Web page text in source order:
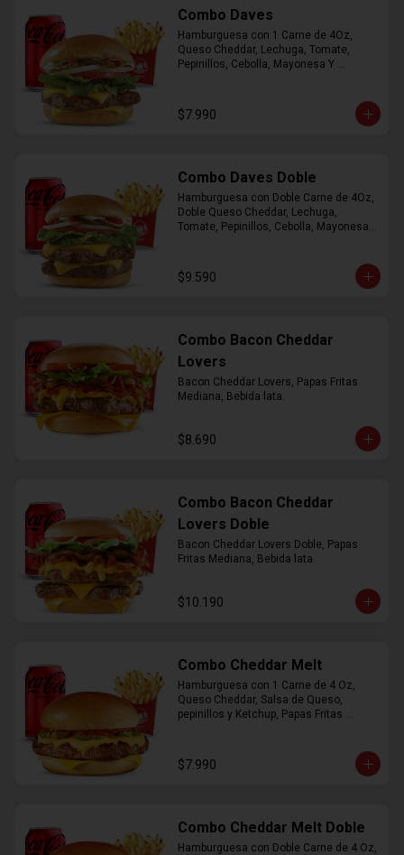
Combo Daves
Hamburguesa con 1 Carne de 4Oz,
Queso Cheddar, Lechuga, Tomate,
Pepinillos, Cebolla, Mayonesa Y
$7.990
Combo Daves Doble
Hamburguesa con Doble Carne de 4Oz,
Doble Queso Cheddar, Lechuga,
Tomate, Pepinillos, Cebolla, Mayonesa y
$9.590
Combo Bacon Cheddar
Lovers
Bacon Cheddar Lovers, Papas Fritas
Mediana, Bebida lata.
$8.690
Combo Bacon Cheddar
Lovers Doble
Bacon Cheddar Lovers Doble, Papas
Fritas Mediana, Bebida lata.
$10.190
Combo Cheddar Melt
Hamburguesa con 1 Carne de 4 Oz,
Queso Cheddar, Salsa de Queso,
pepinillos y Ketchup, Papas Fritas
$7.990
Combo Cheddar Melt Doble
Hamburguesa con Doble Carne de 4 Oz,